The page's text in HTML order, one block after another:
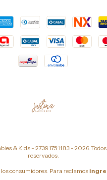
& Kids - 27391751183 - 2026.
reservados.
los consumidores. Para reclamos